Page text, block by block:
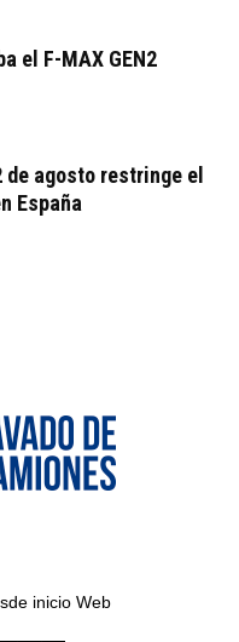
el F-MAX GEN2
de agosto restringe el
España
inicio Web